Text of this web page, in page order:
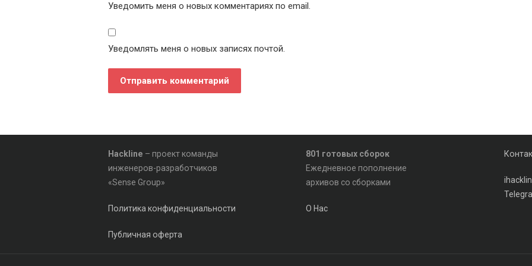
Уведомить меня о новых комментариях по email.
Уведомлять меня о новых записях почтой.
Hackline – проект команды
инженеров-разработчиков
«Sense Group»
Политика конфиденциальности
Публичная оферта
801 готовых сборок
Ежедневное пополнение
архивов со сборками
О Нас